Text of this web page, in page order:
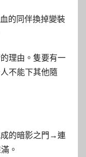
的同伴換掉變裝
理由。隻要有一
不能下其他隨
的暗影之門→連
。